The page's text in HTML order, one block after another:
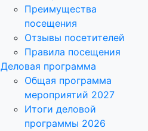
Преимущества
посещения
Отзывы посетителей
Правила посещения
Деловая программа
Общая программа
мероприятий 2027
Итоги деловой
программы 2026